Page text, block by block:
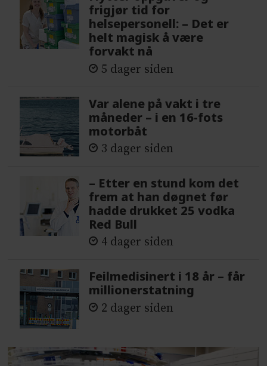
frigjør tid for
helsepersonell: – Det er
helt magisk å være
forvakt nå
5 dager siden
Var alene på vakt i tre
måneder – i en 16-fots
motorbåt
3 dager siden
– Etter en stund kom det
frem at han døgnet før
hadde drukket 25 vodka
Red Bull
4 dager siden
Feilmedisinert i 18 år – får
millionerstatning
2 dager siden